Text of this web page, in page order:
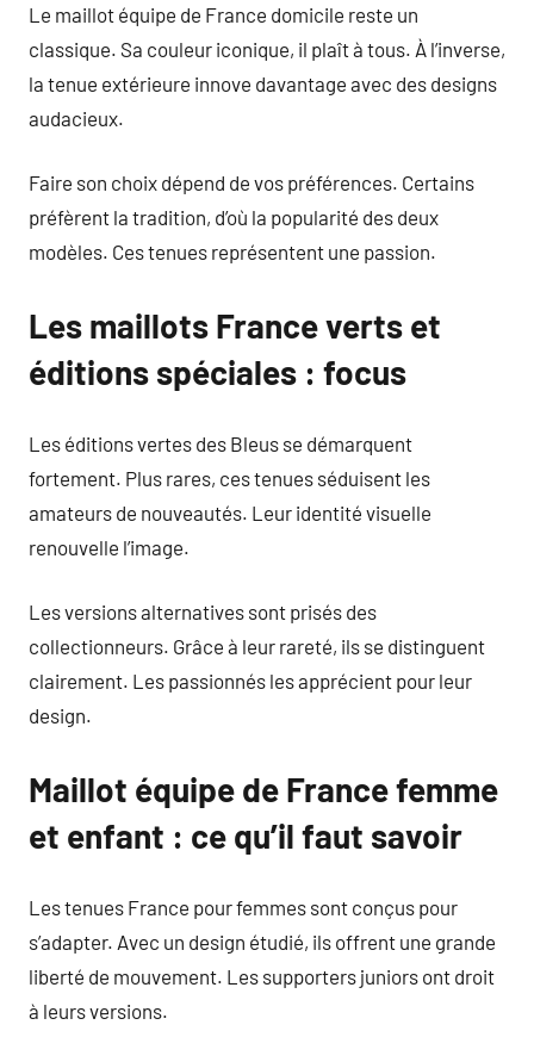
Le maillot équipe de France domicile reste un
classique. Sa couleur iconique, il plaît à tous. À l’inverse,
la tenue extérieure innove davantage avec des designs
audacieux.
Faire son choix dépend de vos préférences. Certains
préfèrent la tradition, d’où la popularité des deux
modèles. Ces tenues représentent une passion.
Les maillots France verts et
éditions spéciales : focus
Les éditions vertes des Bleus se démarquent
fortement. Plus rares, ces tenues séduisent les
amateurs de nouveautés. Leur identité visuelle
renouvelle l’image.
Les versions alternatives sont prisés des
collectionneurs. Grâce à leur rareté, ils se distinguent
clairement. Les passionnés les apprécient pour leur
design.
Maillot équipe de France femme
et enfant : ce qu’il faut savoir
Les tenues France pour femmes sont conçus pour
s’adapter. Avec un design étudié, ils offrent une grande
liberté de mouvement. Les supporters juniors ont droit
à leurs versions.